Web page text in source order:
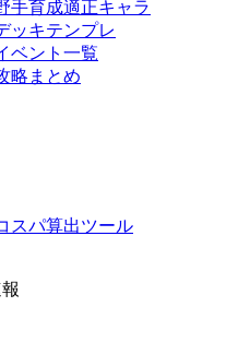
手育成適正キャラ
ッキテンプレ
ベント一覧
略まとめ
スパ算出ツール